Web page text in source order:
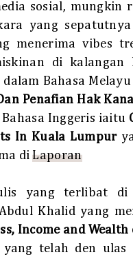
sosial, mungkin
yang
menerima vibes
di kalangan
dalam Bahasa
Penafian Hak
Inggeris iaitu
In Kuala Lumpur
diLaporan
yang terlibat di
Khalid yang
Income and
yang telah den